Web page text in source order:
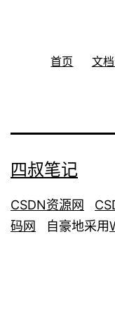
首页 文
四叔笔记
CSDN资源网
码网 自豪地采用